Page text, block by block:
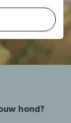
hond?